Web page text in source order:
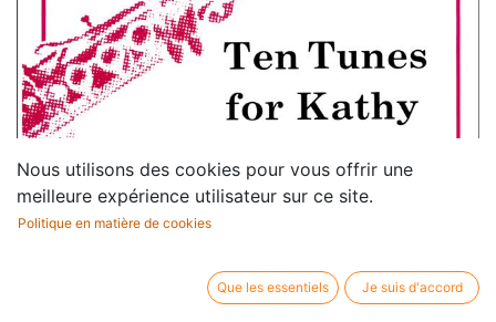
Nous utilisons des cookies pour vous offrir une
meilleure expérience utilisateur sur ce site.
Politique en matière de cookies
Que les essentiels Je suis d'accord